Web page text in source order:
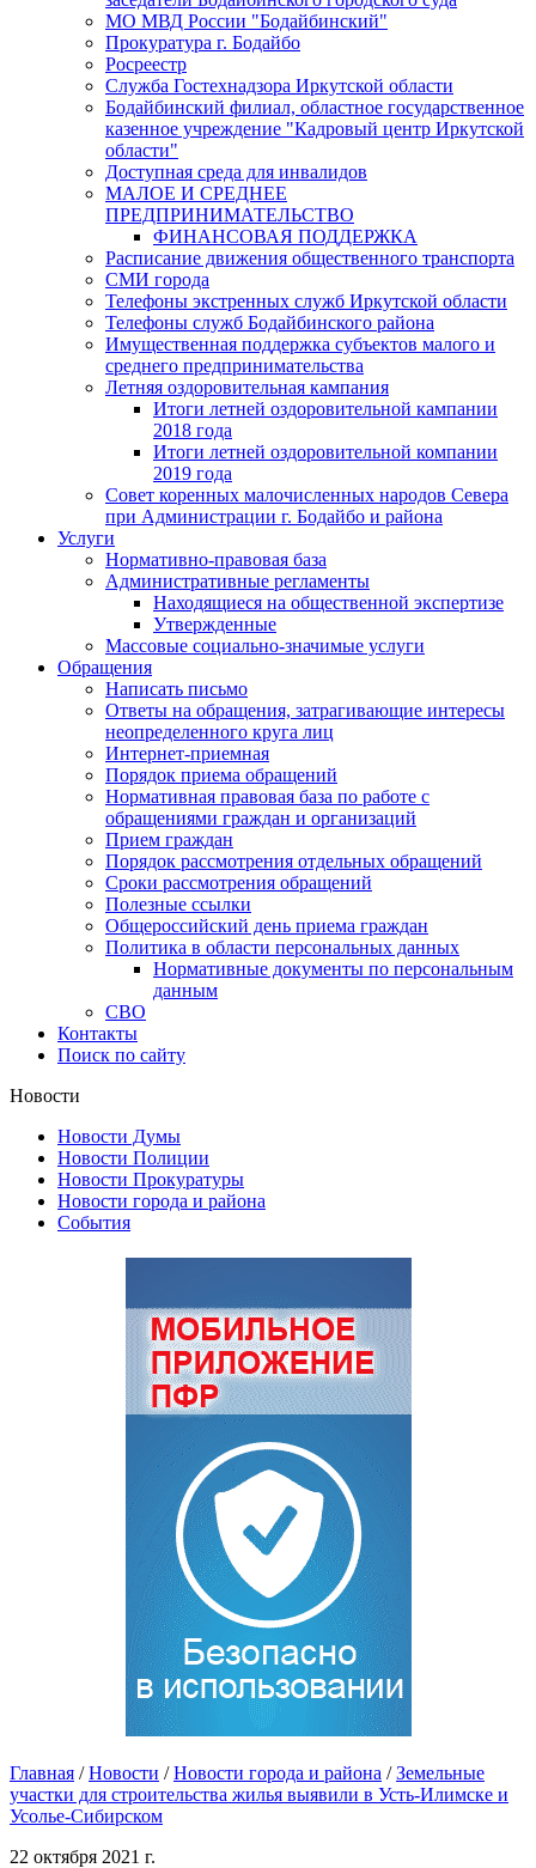
МО МВД России "Бодайбинский"
Прокуратура г. Бодайбо
Росреестр
Служба Гостехнадзора Иркутской области
Бодайбинский филиал, областное государственное
казенное учреждение "Кадровый центр Иркутской
области"
Доступная среда для инвалидов
МАЛОЕ И СРЕДНЕЕ
ПРЕДПРИНИМАТЕЛЬСТВО
ФИНАНСОВАЯ ПОДДЕРЖКА
Расписание движения общественного транспорта
СМИ города
Телефоны экстренных служб Иркутской области
Телефоны служб Бодайбинского района
Имущественная поддержка субъектов малого и
среднего предпринимательства
Летняя оздоровительная кампания
Итоги летней оздоровительной кампании
2018 года
Итоги летней оздоровительной компании
2019 года
Совет коренных малочисленных народов Севера
при Администрации г. Бодайбо и района
Услуги
Нормативно-правовая база
Административные регламенты
Находящиеся на общественной экспертизе
Утвержденные
Массовые социально-значимые услуги
Обращения
Написать письмо
Ответы на обращения, затрагивающие интересы
неопределенного круга лиц
Интернет-приемная
Порядок приема обращений
Нормативная правовая база по работе с
обращениями граждан и организаций
Прием граждан
Порядок рассмотрения отдельных обращений
Сроки рассмотрения обращений
Полезные ссылки
Общероссийский день приема граждан
Политика в области персональных данных
Нормативные документы по персональным
данным
СВО
Контакты
Поиск по сайту
Новости
Новости Думы
Новости Полиции
Новости Прокуратуры
Новости города и района
События
Главная / Новости / Новости города и района / Земельные
участки для строительства жилья выявили в Усть-Илимске и
Усолье-Сибирском
22 октября 2021 г.